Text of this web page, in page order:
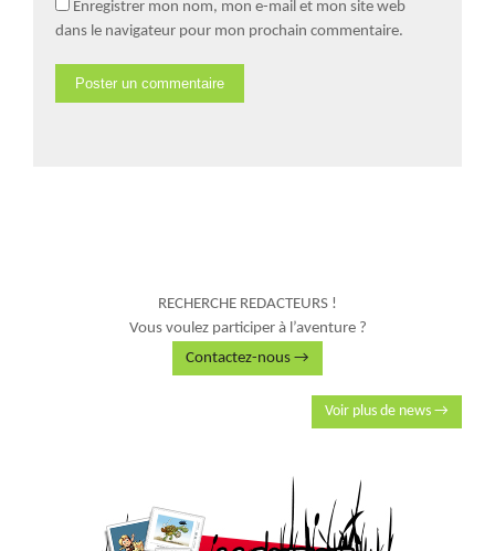
Enregistrer mon nom, mon e-mail et mon site web
dans le navigateur pour mon prochain commentaire.
RECHERCHE REDACTEURS !
Vous voulez participer à l’aventure ?
Contactez-nous →
Voir plus de news →